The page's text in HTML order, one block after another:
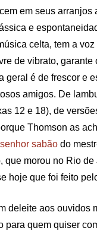
em seus arranjos
e
celta, tem a
de vibrato,
geral é de frescor e
amigos. De
12 e 18), de
Thomson as
senhor sabão do
que morou no Rio
hoje que foi feito
deleite aos ouvidos
para quem quiser